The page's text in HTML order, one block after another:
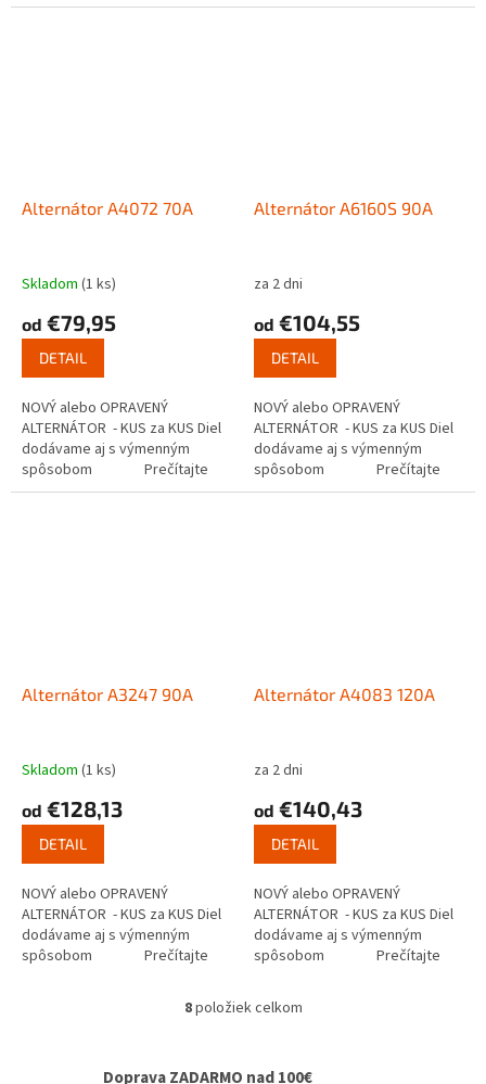
si ako...
si ako...
Alternátor A4072 70A
Skladom (1 ks)
od €79,95
DETAIL
NOVÝ alebo OPRAVENÝ
ALTERNÁTOR - KUS za KUS Diel
dodávame aj s výmenným
spôsobom Prečítajte
si ako...
Alternátor A6160S 90A
za 2 dni
od €104,55
DETAIL
NOVÝ alebo OPRAVENÝ
ALTERNÁTOR - KUS za KUS Diel
dodávame aj s výmenným
spôsobom Prečítajte
si ako...
Alternátor A3247 90A
Skladom (1 ks)
od €128,13
DETAIL
NOVÝ alebo OPRAVENÝ
ALTERNÁTOR - KUS za KUS Diel
dodávame aj s výmenným
spôsobom Prečítajte
Alternátor A4083 120A
za 2 dni
od €140,43
DETAIL
NOVÝ alebo OPRAVENÝ
ALTERNÁTOR - KUS za KUS Diel
dodávame aj s výmenným
spôsobom Prečítajte
O
á
8položiek celkom
Doprava ZADARMO nad 100€